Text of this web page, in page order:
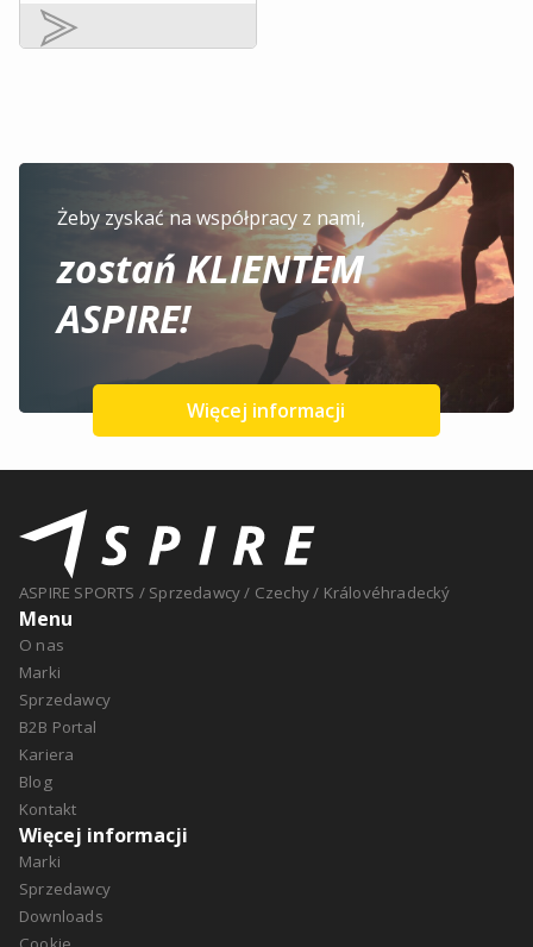
Żeby zyskać na współpracy z nami,
zostań KLIENTEM
ASPIRE!
Więcej informacji
ASPIRE SPORTS / Sprzedawcy/ Czechy/ Královéhradecký
Menu
O nas
Marki
Sprzedawcy
B2B Portal
Kariera
Blog
Kontakt
Więcej informacji
Marki
Sprzedawcy
Downloads